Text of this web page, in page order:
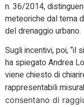
n. 36/2014,
meteoriche dal tema
del drenaggio urbano.
Sugli incentivi, poi, “il
ha spiegato Andrea
viene chiesto di
rappresentabili
consentano di